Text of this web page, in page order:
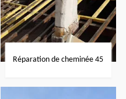
Réparation de cheminée 45